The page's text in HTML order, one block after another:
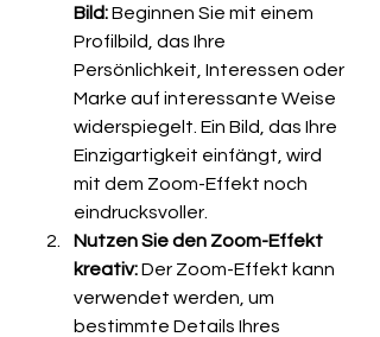
Bild: Beginnen Sie mit einem
Profilbild, das Ihre
Persönlichkeit, Interessen oder
Marke auf interessante Weise
widerspiegelt. Ein Bild, das Ihre
Einzigartigkeit einfängt, wird
mit dem Zoom-Effekt noch
eindrucksvoller.
Nutzen Sie den Zoom-Effekt
kreativ: Der Zoom-Effekt kann
verwendet werden, um
bestimmte Details Ihres